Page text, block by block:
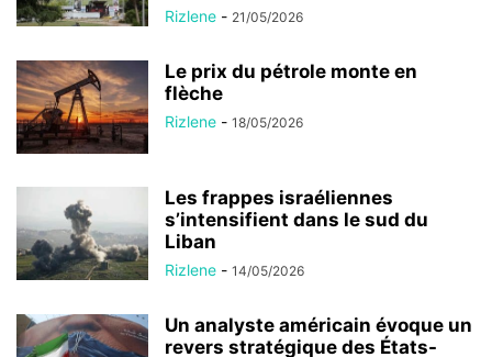
Rizlene - 21/05/2026
Le prix du pétrole monte en
flèche
Rizlene - 18/05/2026
Les frappes israéliennes
s’intensifient dans le sud du
Liban
Rizlene - 14/05/2026
Un analyste américain évoque un
revers stratégique des États-